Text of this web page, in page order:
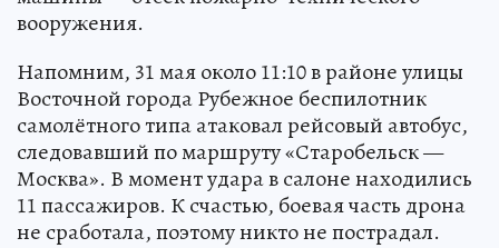
вооружения.
Напомним, 31 мая около 11:10 в районе улицы
Восточной города Рубежное беспилотник
самолётного типа атаковал рейсовый автобус,
следовавший по маршруту «Старобельск —
Москва». В момент удара в салоне находились
11 пассажиров. К счастью, боевая часть дрона
не сработала, поэтому никто не пострадал.